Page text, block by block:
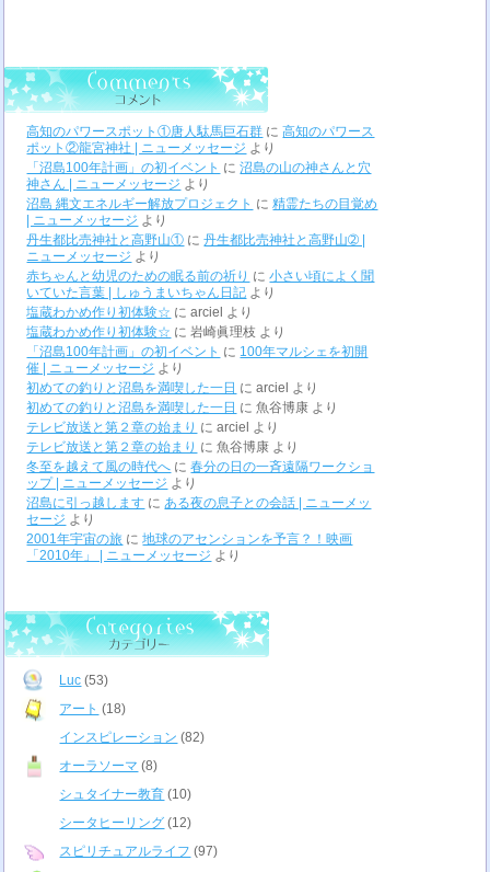
高知のパワースポット①唐人駄馬巨石群 に高知のパワース
ポット②龍宮神社 | ニューメッセージ より
「沼島100年計画」の初イベント に沼島の山の神さんと穴
神さん | ニューメッセージ より
沼島 縄文エネルギー解放プロジェクト に精霊たちの目覚め
| ニューメッセージ より
丹生都比売神社と高野山① に丹生都比売神社と高野山➁ |
ニューメッセージ より
赤ちゃんと幼児のための眠る前の祈り に小さい頃によく聞
いていた言葉 | しゅうまいちゃん日記 より
塩蔵わかめ作り初体験☆ にarciel
より
塩蔵わかめ作り初体験☆ に岩崎眞理枝 より
「沼島100年計画」の初イベント に 100年マルシェを初開
催 | ニューメッセージ より
初めての釣りと沼島を満喫した一日 にarciel
より
初めての釣りと沼島を満喫した一日 に魚谷博康 より
テレビ放送と第２章の始まり にarciel
より
テレビ放送と第２章の始まり に魚谷博康 より
冬至を越えて風の時代へ に春分の日の一斉遠隔ワークショ
ップ | ニューメッセージ より
沼島に引っ越します に ある夜の息子との会話 | ニューメッ
セージ より
2001年宇宙の旅 に地球のアセンションを予言？！映画
「2010年」 | ニューメッセージ より
Luc (53)
アート (18)
インスピレーション (82)
オーラソーマ (8)
シュタイナー教育 (10)
シータヒーリング (12)
スピリチュアルライフ (97)